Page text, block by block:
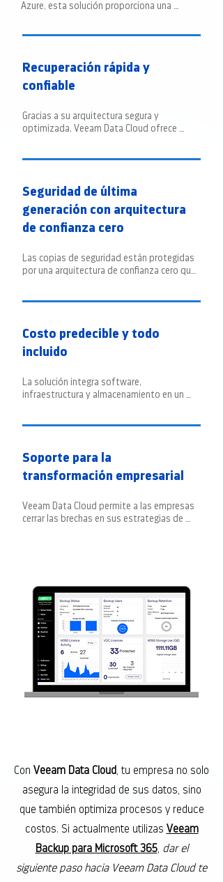
Azure, esta solución proporciona una
momento.
Recuperación rápida y
confiable
Gracias a su arquitectura segura y
optimizada, Veeam Data Cloud ofrece
Seguridad de última
generación con arquitectura
de confianza cero
Las copias de seguridad están protegidas
por una arquitectura de confianza cero que
Costo predecible y todo
incluido
La solución integra software,
infraestructura y almacenamiento en un
Soporte para la
transformación empresarial
Veeam Data Cloud permite a las empresas
cerrar las brechas en sus estrategias de
Con Veeam Data Cloud, tu empresa no solo
asegura la integridad de sus datos, sino
que también optimiza procesos y reduce
costos. Si actualmente utilizas Veeam
Backup para Microsoft 365, dar el
siguiente paso hacia Veeam Data Cloud te